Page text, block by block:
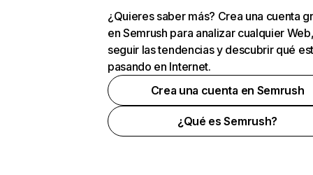
¿Quieres saber más? Crea una cuenta
en Semrush para analizar cualquier
seguir las tendencias y descubrir qué
pasando en Internet.
Crea una cuenta en Semrush
¿Qué es Semrush?